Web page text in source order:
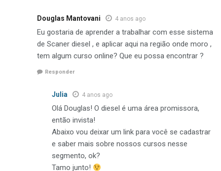
Douglas Mantovani 4 anos ago
Eu gostaria de aprender a trabalhar com esse sistema
de Scaner diesel , e aplicar aqui na região onde moro ,
tem algum curso online? Que eu possa encontrar ?
Responder
Julia 4 anos ago
Olá Douglas! O diesel é uma área promissora,
então invista!
Abaixo vou deixar um link para você se cadastrar
e saber mais sobre nossos cursos nesse
segmento, ok?
Tamo junto!